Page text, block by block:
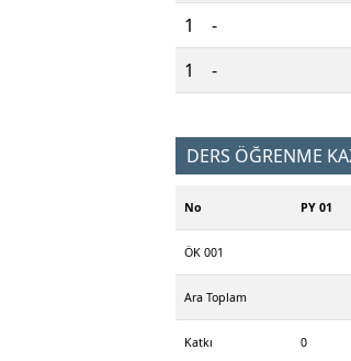
1
-
1
-
DERS ÖĞRENME
No PY 01
ÖK 001
Ara Toplam
Katkı 0